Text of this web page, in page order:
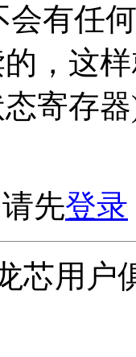
会有任
，这
态寄存
先登录
芯用户